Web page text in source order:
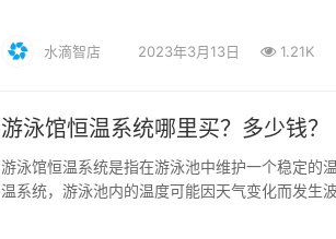
水滴智店 2023年3月13日 1.21K
游泳馆恒温系统哪里买？多少钱？
游泳馆恒温系统是指在游泳池中维护一个稳定的
温系统，游泳池内的温度可能因天气变化而发生